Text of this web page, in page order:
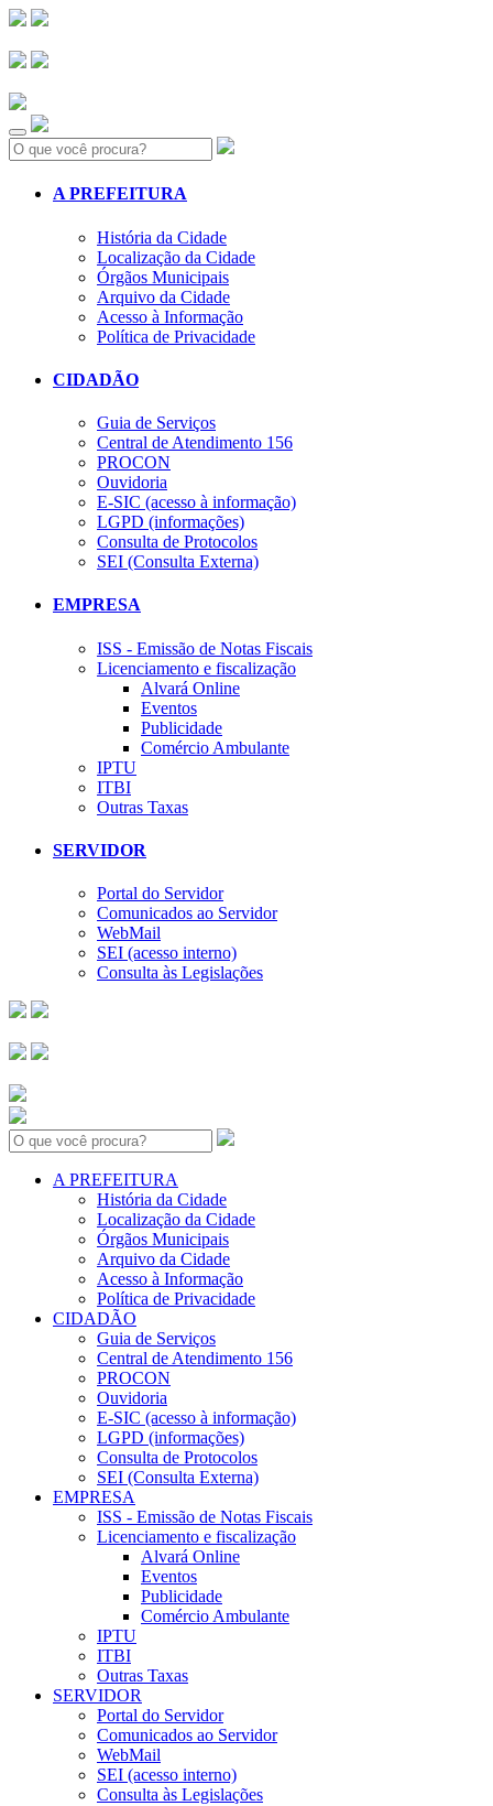
Search:
A PREFEITURA
História da Cidade
Localização da Cidade
Órgãos Municipais
Arquivo da Cidade
Acesso à Informação
Política de Privacidade
CIDADÃO
Guia de Serviços
Central de Atendimento 156
PROCON
Ouvidoria
E-SIC (acesso à informação)
LGPD (informações)
Consulta de Protocolos
SEI (Consulta Externa)
EMPRESA
ISS - Emissão de Notas Fiscais
Licenciamento e fiscalização
Alvará Online
Eventos
Publicidade
Comércio Ambulante
IPTU
ITBI
Outras Taxas
SERVIDOR
Portal do Servidor
Comunicados ao Servidor
WebMail
SEI (acesso interno)
Consulta às Legislações
Search:
A PREFEITURA
História da Cidade
Localização da Cidade
Órgãos Municipais
Arquivo da Cidade
Acesso à Informação
Política de Privacidade
CIDADÃO
Guia de Serviços
Central de Atendimento 156
PROCON
Ouvidoria
E-SIC (acesso à informação)
LGPD (informações)
Consulta de Protocolos
SEI (Consulta Externa)
EMPRESA
ISS - Emissão de Notas Fiscais
Licenciamento e fiscalização
Alvará Online
Eventos
Publicidade
Comércio Ambulante
IPTU
ITBI
Outras Taxas
SERVIDOR
Portal do Servidor
Comunicados ao Servidor
WebMail
SEI (acesso interno)
Consulta às Legislações